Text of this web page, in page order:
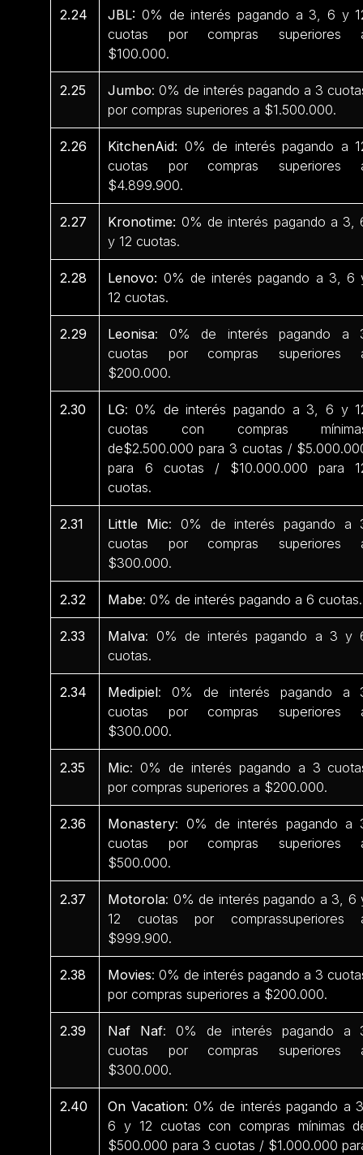
2.24 JBL: 0% de interés pagando a 3, 6 y
cuotas por compras superiores
$100.000.
2.25 Jumbo: 0% de interés pagando a 3
por compras superiores a $1.500.000.
2.26 KitchenAid: 0% de interés pagando a
cuotas por compras superiores
$4.899.900.
2.27 Kronotime: 0% de interés pagando a 3,
y 12 cuotas.
2.28 Lenovo: 0% de interés pagando a 3, 6
12 cuotas.
2.29 Leonisa: 0% de interés pagando a
cuotas por compras superiores
$200.000.
2.30 LG: 0% de interés pagando a 3, 6 y
cuotas con compras
de$2.500.000 para 3 cuotas /
para 6 cuotas / $10.000.000 para
cuotas.
2.31 Little Mic: 0% de interés pagando a
cuotas por compras superiores
$300.000.
2.32 Mabe: 0% de interés pagando a 6 cuotas.
2.33 Malva: 0% de interés pagando a 3 y
cuotas.
2.34 Medipiel: 0% de interés pagando a
cuotas por compras superiores
$300.000.
2.35 Mic: 0% de interés pagando a 3
por compras superiores a $200.000.
2.36 Monastery: 0% de interés pagando a
cuotas por compras superiores
$500.000.
2.37 Motorola: 0% de interés pagando a 3, 6
12 cuotas por comprassuperiores
$999.900.
2.38 Movies: 0% de interés pagando a 3
por compras superiores a $200.000.
2.39 Naf Naf: 0% de interés pagando a
cuotas por compras superiores
$300.000.
2.40 On Vacation: 0% de interés pagando a
6 y 12 cuotas con compras mínimas
$500.000 para 3 cuotas / $1.000.000